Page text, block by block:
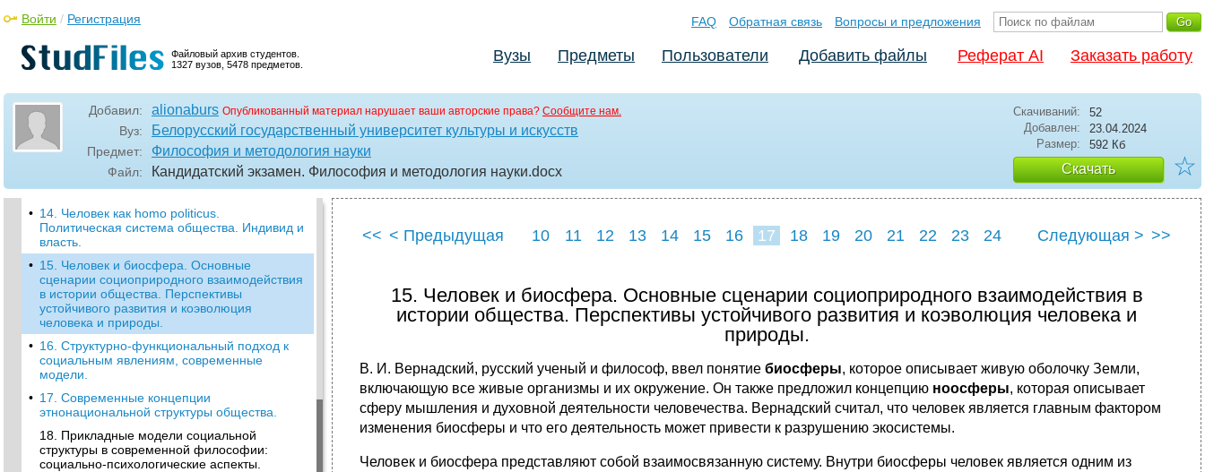
Файловый архив студентов.
1327 вузов, 5478 предметов.
Войти / Регистрация FAQ Обратная связь Вопросы и предложения
Вузы Предметы Пользователи Добавить файлы Реферат AI Заказать работу
Добавил: alionaburs Опубликованный материал нарушает ваши авторские права? Сообщите нам.
Вуз: Белорусский государственный университет культуры и искусств
Предмет: Философия и методология науки
Файл: Кандидатский экзамен. Философия и методология науки.docx
Скачиваний:
52
Добавлен:
23.04.2024
Размер:
592 Кб
Скачать ☆
философии
• 11. Проблема соотношения духовности и
телесности человека в современной
философии. Идея надвитального
• 12. Человек в системе социальных
коммуникаций. Дилемма экзистенциального
и исторического существования человека в
современной философии.
13. Проблема социализации индивида в
современной философии.
• 14. Человек как homo politicus.
Политическая система общества. Индивид и
власть.
• 15. Человек и биосфера. Основные
сценарии социоприродного взаимодействия
в истории общества. Перспективы
устойчивого развития и коэволюция
человека и природы.
• 16. Структурно-функциональный подход к
социальным явлениям, современные
модели.
• 17. Современные концепции
этнонациональной структуры общества.
18. Прикладные модели социальной
структуры в современной философии:
социально-психологические аспекты.
<< < Предыдущая 10 11 12 13 14 15 16 17 18 19 20 21 22 23
24
Следующая > >>
15. Человек и биосфера. Основные сценарии социоприродного взаимодействия в
истории общества. Перспективы устойчивого развития и коэволюция человека и
природы.
В. И. Вернадский, русский ученый и философ, ввел понятие биосферы, которое описывает живую оболочку Земли,
включающую все живые организмы и их окружение. Он также предложил концепцию ноосферы, которая описывает
сферу мышления и духовной деятельности человечества. Вернадский считал, что человек является главным фактором
изменения биосферы и что его деятельность может привести к разрушению экосистемы.
Человек и биосфера представляют собой взаимосвязанную систему. Внутри биосферы человек является одним из